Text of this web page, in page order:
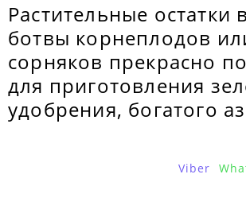
Растительные остатки
ботвы корнеплодов
сорняков прекрасно
для приготовления
удобрения, богатого
Viber